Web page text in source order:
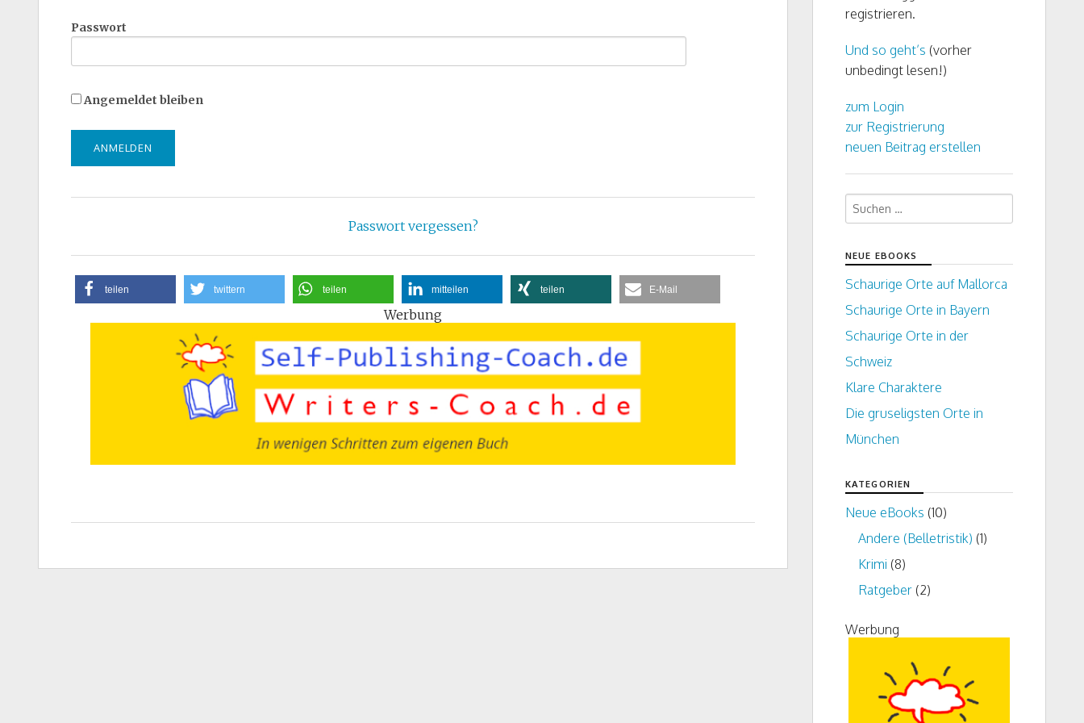
Passwort
Angemeldet bleiben
Passwort vergessen?
teilen twittern teilen mitteilen teilen E-Mail
Werbung
registrieren.
Und so geht’s (vorher
unbedingt lesen!)
zum Login
zur Registrierung
neuen Beitrag erstellen
Suchen
NEUE EBOOKS
Schaurige Orte auf Mallorca
Schaurige Orte in Bayern
Schaurige Orte in der
Schweiz
Klare Charaktere
Die gruseligsten Orte in
München
KATEGORIEN
Neue eBooks (10)
Andere (Belletristik) (1)
Krimi (8)
Ratgeber (2)
Werbung